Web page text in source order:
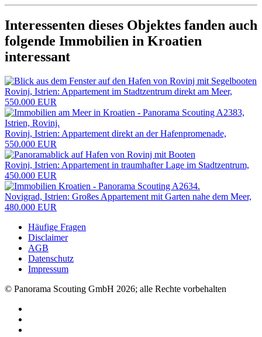
Interessenten dieses Objektes fanden auch
folgende Immobilien in Kroatien
interessant
Rovinj, Istrien: Appartement im Stadtzentrum direkt am Meer,
550.000 EUR
Rovinj, Istrien: Appartement direkt an der Hafenpromenade,
550.000 EUR
Rovinj, Istrien: Appartement in traumhafter Lage im Stadtzentrum,
450.000 EUR
Novigrad, Istrien: Großes Appartement mit Garten nahe dem Meer,
480.000 EUR
Häufige Fragen
Disclaimer
AGB
Datenschutz
Impressum
© Panorama Scouting GmbH 2026; alle Rechte vorbehalten